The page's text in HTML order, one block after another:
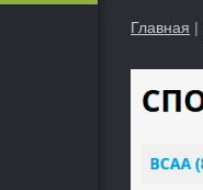
Главная |